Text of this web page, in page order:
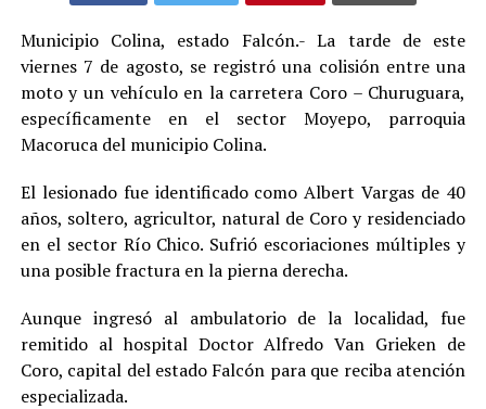
Municipio Colina, estado Falcón.- La tarde de este
viernes 7 de agosto, se registró una colisión entre una
moto y un vehículo en la carretera Coro – Churuguara,
específicamente en el sector Moyepo, parroquia
Macoruca del municipio Colina.
El lesionado fue identificado como Albert Vargas de 40
años, soltero, agricultor, natural de Coro y residenciado
en el sector Río Chico. Sufrió escoriaciones múltiples y
una posible fractura en la pierna derecha.
Aunque ingresó al ambulatorio de la localidad, fue
remitido al hospital Doctor Alfredo Van Grieken de
Coro, capital del estado Falcón para que reciba atención
especializada.